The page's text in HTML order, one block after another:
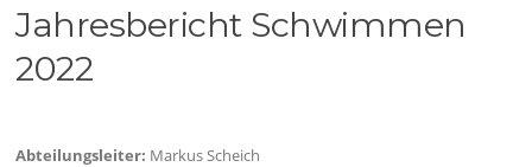
Jahresbericht Schwimmen
2022
Abteilungsleiter: Markus Scheich